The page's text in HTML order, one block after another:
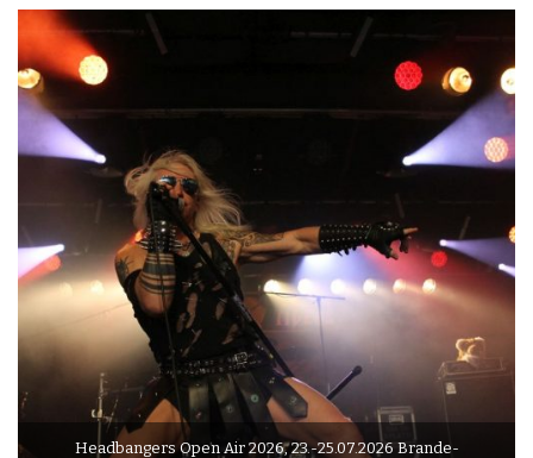
Headbangers Open Air 2026, 23.-25.07.2026 Brande-